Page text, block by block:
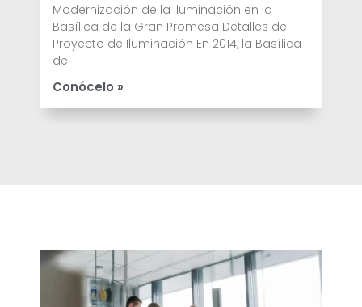
Modernización de la Iluminación en la
Basílica de la Gran Promesa Detalles del
Proyecto de Iluminación En 2014, la Basílica
de
Conócelo »